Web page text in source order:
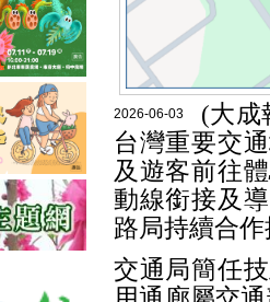
2026-06-03
(大成
台灣重要交
及遊客前往
動線銜接及
路局持續合
交通局簡任